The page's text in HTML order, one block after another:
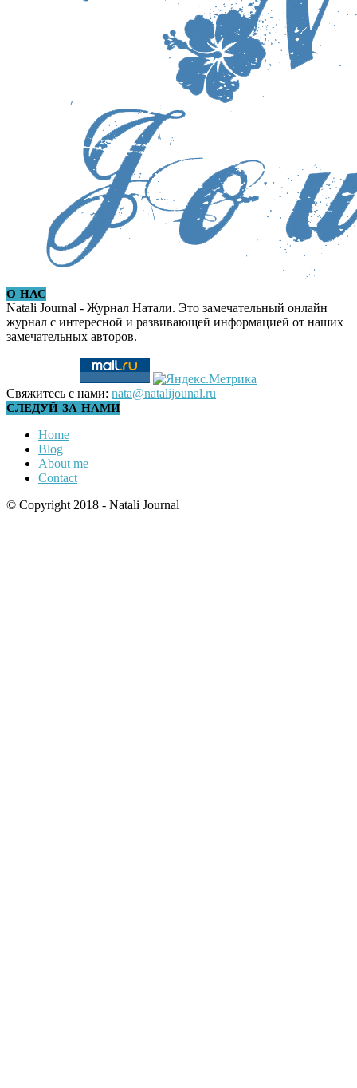
О НАС
Natali Journal - Журнал Натали. Это замечательный онлайн
журнал с интересной и развивающей информацией от наших
замечательных авторов.
Свяжитесь с нами: nata@natalijounal.ru
СЛЕДУЙ ЗА НАМИ
Home
Blog
About me
Contact
© Copyright 2018 - Natali Journal